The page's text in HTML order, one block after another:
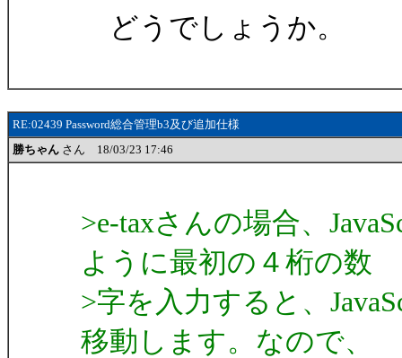
どうでしょうか。
RE:02439 Password総合管理b3及び追加仕様
勝ちゃん さん 18/03/23 17:46
>e-taxさんの場合、
ように最初の４桁の数
>字を入力すると、
移動します。なので、